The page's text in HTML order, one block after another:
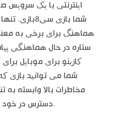
اینترنتی با یک
شما بازی
هماهنگ برای برخی به
ستاره در حال هماهنگی
کازینو برای موبایل
شما می توانید بازی
مخاطرات بالا وابسته
دسترس در خود شکاف بازی سرمایه بانک.